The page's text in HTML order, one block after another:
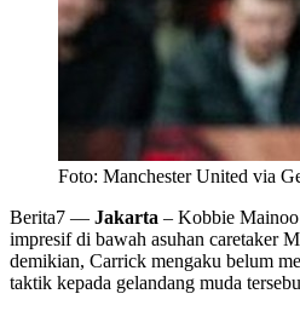
Foto: Manchester United via
Berita7 — Jakarta – Kobbie
impresif di bawah asuhan caretaker
demikian, Carrick mengaku belum
taktik kepada gelandang muda